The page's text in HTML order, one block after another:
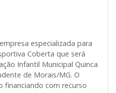
especializada para
Coberta que será
Infantil Municipal Quinca
de Morais/MG. O
financiando com recurso